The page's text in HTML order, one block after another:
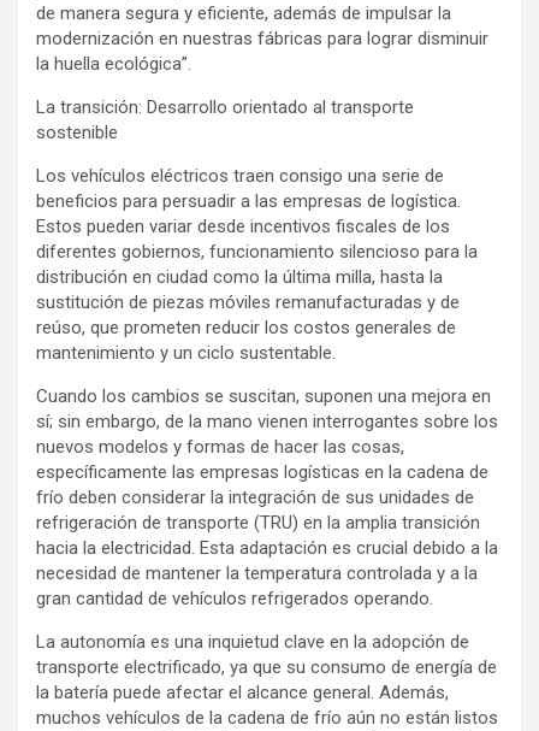
de manera segura y eficiente, además de impulsar la
modernización en nuestras fábricas para lograr disminuir
la huella ecológica”.
La transición: Desarrollo orientado al transporte
sostenible
Los vehículos eléctricos traen consigo una serie de
beneficios para persuadir a las empresas de logística.
Estos pueden variar desde incentivos fiscales de los
diferentes gobiernos, funcionamiento silencioso para la
distribución en ciudad como la última milla, hasta la
sustitución de piezas móviles remanufacturadas y de
reúso, que prometen reducir los costos generales de
mantenimiento y un ciclo sustentable.
Cuando los cambios se suscitan, suponen una mejora en
sí; sin embargo, de la mano vienen interrogantes sobre los
nuevos modelos y formas de hacer las cosas,
específicamente las empresas logísticas en la cadena de
frío deben considerar la integración de sus unidades de
refrigeración de transporte (TRU) en la amplia transición
hacia la electricidad. Esta adaptación es crucial debido a la
necesidad de mantener la temperatura controlada y a la
gran cantidad de vehículos refrigerados operando.
La autonomía es una inquietud clave en la adopción de
transporte electrificado, ya que su consumo de energía de
la batería puede afectar el alcance general. Además,
muchos vehículos de la cadena de frío aún no están listos